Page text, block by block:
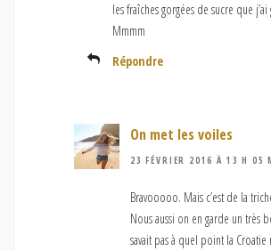
les fraîches gorgées de sucre que
Mmmm
Répondre
On met les voiles
23 FÉVRIER 2016 À 13 H 05
Bravooooo. Mais c’est de la
Nous aussi on en garde un très
savait pas à quel point la Croatie